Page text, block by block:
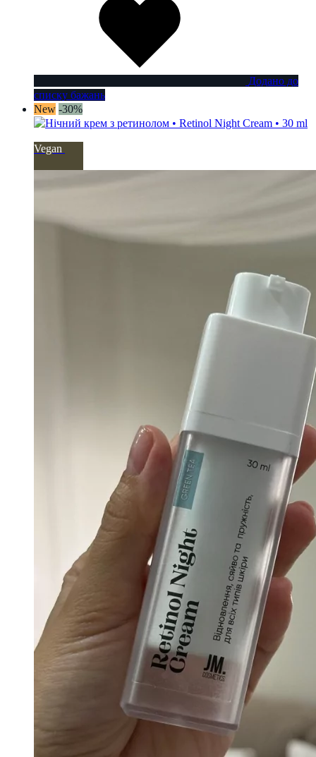
Додано до
списку бажань
New -30%
Vegan